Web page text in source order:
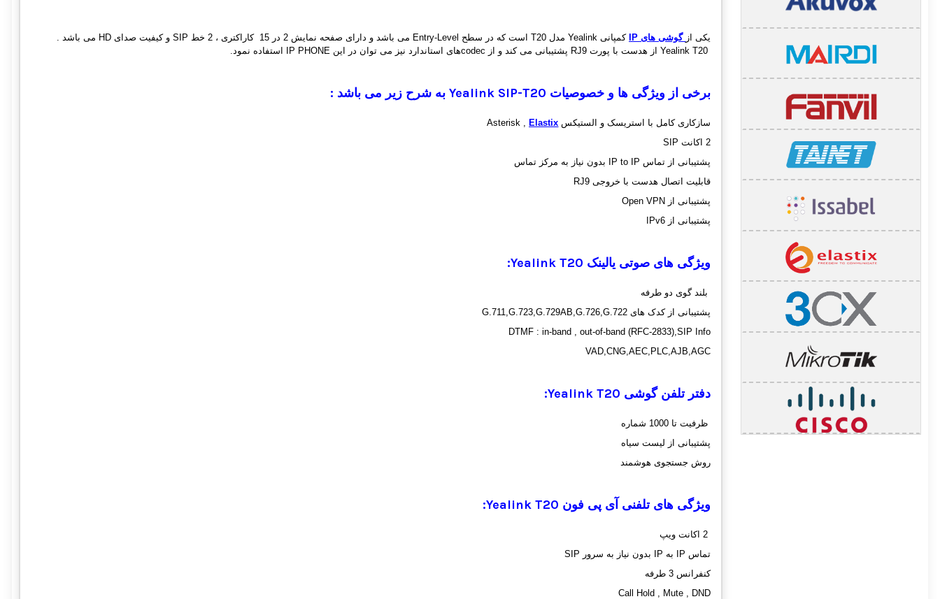
یکی از گوشی های IP
کمپانی Yealink مدل T20 است که در سطح Entry-Level می باشد و دارای صفحه نمایش 2 در 15 کاراکتری ، 2 خط SIP و کیفیت صدای HD می باشد .
برخی از ویژگی ها و خصوصیات Yealink SIP-T20به شرح زیر می باشد :
سازکاری کامل با استریسک و الستیکس Asterisk , Elastix
2 اکانت SIP
پشتیبانی از تماس IP to IP بدون نیاز به مرکز تماس
قابلیت اتصال هدست با خروجی RJ9
پشتیبانی از Open VPN
پشتیبانی از IPv6
ویژگی های صوتی یالینک Yealink T20:
بلند گوی دو طرفه
پشتیبانی از کدک های G.711,G.723,G.729AB,G.726,G.722
DTMF : in-band , out-of-band (RFC-2833),SIP Info
VAD,CNG,AEC,PLC,AJB,AGC
دفتر تلفن گوشی Yealink T20
:
ظرفیت تا 1000 شماره
پشتیبانی از لیست سیاه
روش جستجوی هوشمند
ویژگی های تلفنی آی پی فون Yealink T20
:
تماس IP به IP بدون نیاز به سرور SIP
کنفرانس 3 طرفه
Call Hold , Mute , DND